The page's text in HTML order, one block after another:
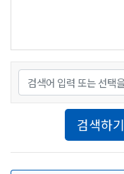
검색어
검색하기